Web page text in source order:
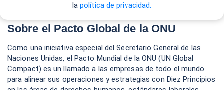
la política de privacidad.
Sobre el Pacto Global de la ONU
Como una iniciativa especial del Secretario General de las
Naciones Unidas, el Pacto Mundial de la ONU (UN Global
Compact) es un llamado a las empresas de todo el mundo
para alinear sus operaciones y estrategias con Diez Principios